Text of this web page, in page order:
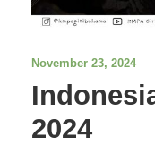
November 23, 2024
2024